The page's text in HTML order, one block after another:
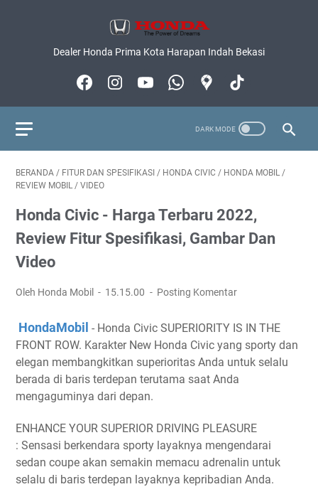
Dealer Honda Prima Kota Harapan Indah Bekasi
BERANDA / FITUR DAN SPESIFIKASI / HONDA CIVIC / HONDA MOBIL /
REVIEW MOBIL / VIDEO
Honda Civic - Harga Terbaru 2022,
Review Fitur Spesifikasi, Gambar Dan
Video
Oleh Honda Mobil 15.15.00 Posting Komentar
HondaMobil - Honda Civic SUPERIORITY IS IN THE
FRONT ROW. Karakter New Honda Civic yang sporty dan
elegan membangkitkan superioritas Anda untuk selalu
berada di baris terdepan terutama saat Anda
mengaguminya dari depan.
ENHANCE YOUR SUPERIOR DRIVING PLEASURE
: Sensasi berkendara sporty layaknya mengendarai
sedan coupe akan semakin memacu adrenalin untuk
selalu di baris terdepan layaknya kepribadian Anda.